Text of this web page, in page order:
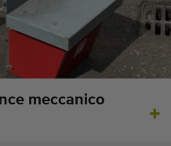
meccanico